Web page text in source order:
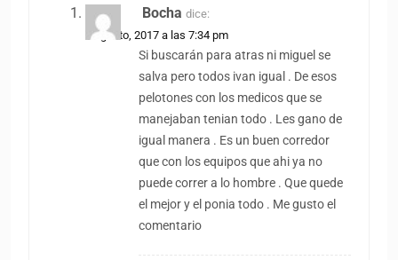
Bocha dice:
8 agosto, 2017 a las 7:34 pm
Si buscarán para atras ni miguel se
salva pero todos ivan igual . De esos
pelotones con los medicos que se
manejaban tenian todo . Les gano de
igual manera . Es un buen corredor
que con los equipos que ahi ya no
puede correr a lo hombre . Que quede
el mejor y el ponia todo . Me gusto el
comentario